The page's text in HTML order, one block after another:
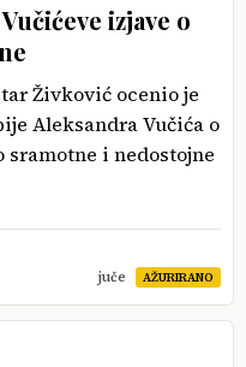
izjave o
Živković ocenio je
Aleksandra Vučića o
i nedostojne
juče AŽURIRANO